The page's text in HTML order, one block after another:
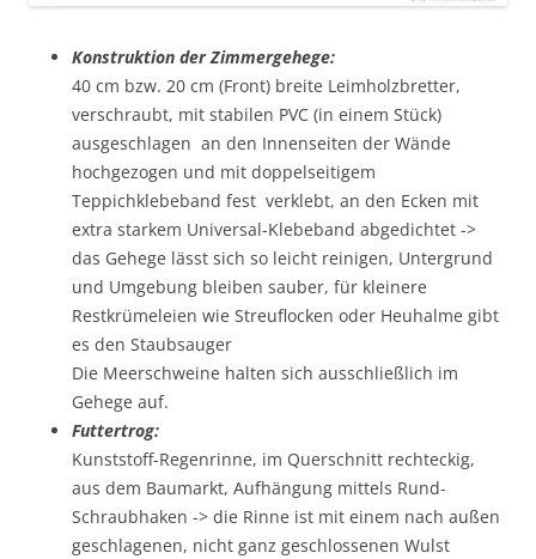
Konstruktion der Zimmergehege:
40 cm bzw. 20 cm (Front) breite Leimholzbretter,
verschraubt, mit stabilen PVC (in einem Stück)
ausgeschlagen an den Innenseiten der Wände
hochgezogen und mit doppelseitigem
Teppichklebeband fest verklebt, an den Ecken mit
extra starkem Universal-Klebeband abgedichtet ->
das Gehege lässt sich so leicht reinigen, Untergrund
und Umgebung bleiben sauber, für kleinere
Restkrümeleien wie Streuflocken oder Heuhalme gibt
es den Staubsauger
Die Meerschweine halten sich ausschließlich im
Gehege auf.
Futtertrog:
Kunststoff-Regenrinne, im Querschnitt rechteckig,
aus dem Baumarkt, Aufhängung mittels Rund-
Schraubhaken -> die Rinne ist mit einem nach außen
geschlagenen, nicht ganz geschlossenen Wulst